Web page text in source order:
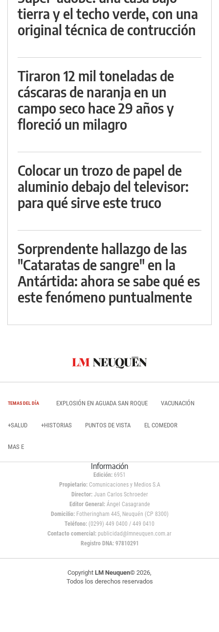
tierra y el techo verde, con una
original técnica de contrucción
Tiraron 12 mil toneladas de
cáscaras de naranja en un
campo seco hace 29 años y
floreció un milagro
Colocar un trozo de papel de
aluminio debajo del televisor:
para qué sirve este truco
Sorprendente hallazgo de las
"Cataratas de sangre" en la
Antártida: ahora se sabe qué es
este fenómeno puntualmente
TEMAS DEL DÍA EXPLOSIÓN EN AGUADA SAN ROQUE VACUNACIÓN
+SALUD +HISTORIAS PUNTOS DE VISTA EL COMEDOR
MAS E
Información
Edición: 6951
Propietario:Comunicaciones y Medios S.A
Director: Juan Carlos Schroeder
Editor General:Ángel Casagrande
Domicilio:Fotheringham 445, Neuquén (CP 8300)
Teléfono: (0299) 449 0400 / 449 0410
Contacto comercial: publicidad@lmneuquen.com.ar
Registro DNA: 97810291
Copyright LM Neuquen© 2026,
Todos los derechos reservados